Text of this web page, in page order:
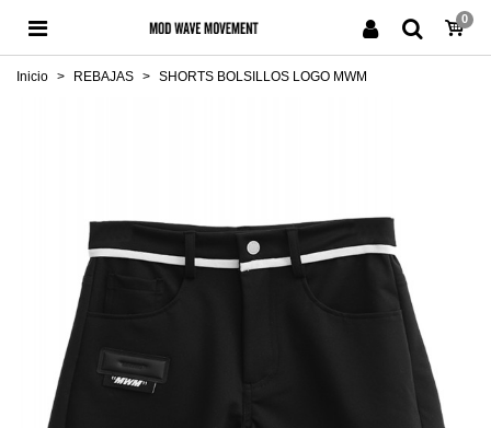
0
Inicio > REBAJAS > SHORTS BOLSILLOS LOGO MWM